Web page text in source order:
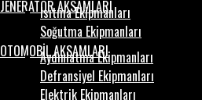
JENERATÖR AKSAMLARI
Isıtma Ekipmanları
Soğutma Ekipmanları
OTOMOBİL AKSAMLARI
Aydınlatma Ekipmanları
Defransiyel Ekipmanları
Elektrik Ekipmanları